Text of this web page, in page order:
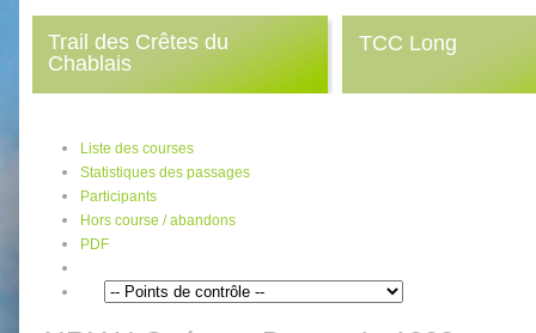
Trail des Crêtes du
Chablais
TCC Long
Liste des courses
Statistiques des passages
Participants
Hors course / abandons
PDF